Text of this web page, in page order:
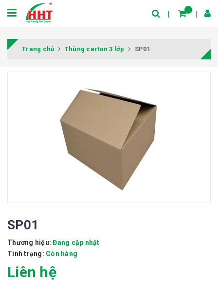
Trang chủ Thùng carton 3 lớp SP01
SP01
Thương hiệu: Đang cập nhật
Tình trạng: Còn hàng
Liên hệ